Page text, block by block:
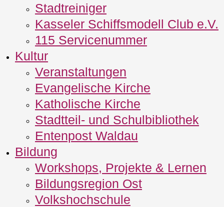
Stadtreiniger
Kasseler Schiffsmodell Club e.V.
115 Servicenummer
Kultur
Veranstaltungen
Evangelische Kirche
Katholische Kirche
Stadtteil- und Schulbibliothek
Entenpost Waldau
Bildung
Workshops, Projekte & Lernen
Bildungsregion Ost
Volkshochschule